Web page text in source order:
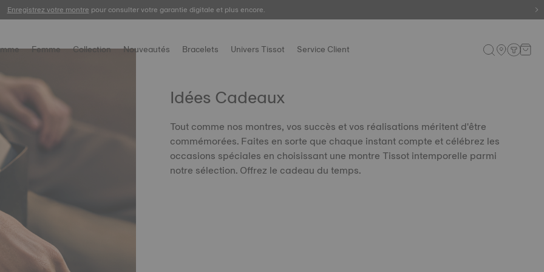
Livraison gratuite et retour offert sous 30 jours.
Enregistrez votre montre pour consulter votre garantie digitale et plus encore.
Femme Collection Nouveautés Bracelets Univers Tissot Service Client
Idées Cadeaux
Tout comme nos montres, vos succès et vos réalisations méritent d'être
commémorées. Faites en sorte que chaque instant compte et célébrez les
occasions spéciales en choisissant une montre Tissot intemporelle parmi
notre sélection. Offrez le cadeau du temps.